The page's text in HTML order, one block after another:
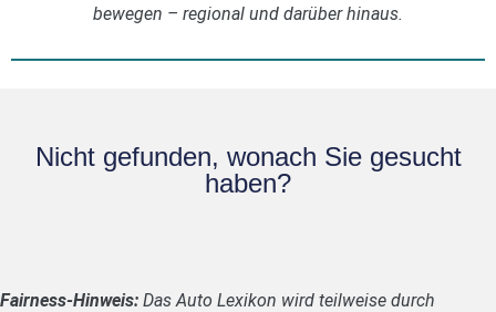
bewegen – regional und darüber hinaus.
Nicht gefunden, wonach Sie gesucht
haben?
Fairness-Hinweis: Das Auto Lexikon wird teilweise durch